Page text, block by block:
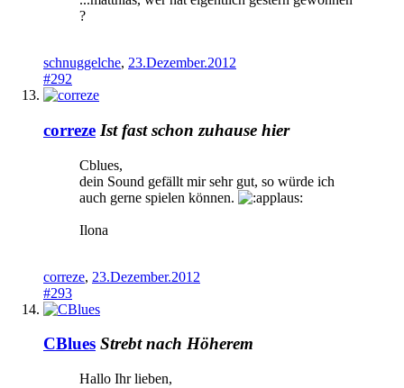
?
schnuggelche, 23.Dezember.2012
#292
correze Ist fast schon zuhause hier
Cblues,
dein Sound gefällt mir sehr gut, so würde ich
auch gerne spielen können.
Ilona
correze, 23.Dezember.2012
#293
CBlues Strebt nach Höherem
Hallo Ihr lieben,